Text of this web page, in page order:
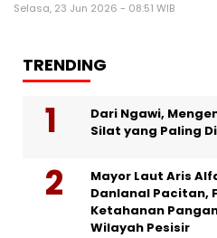
Selasa, 23 Jun 2026 - 08:51 WIB
TRENDING
Dari Ngawi,
Silat yang Paling
Mayor Laut Aris
Danlanal Pacitan,
Ketahanan
Wilayah Pesisir